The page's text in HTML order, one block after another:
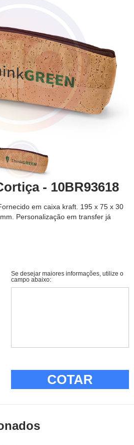
- 10BR93618
em caixa kraft. 195 x 75 x 30
Personalização em transfer já
Se desejar maiores informações, utilize o
campo abaixo:
COTAR